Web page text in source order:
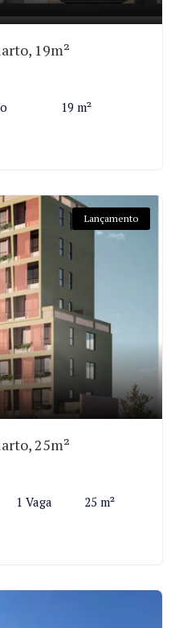
19m²
19 m²
Lançamento
25m²
1 Vaga 25 m²